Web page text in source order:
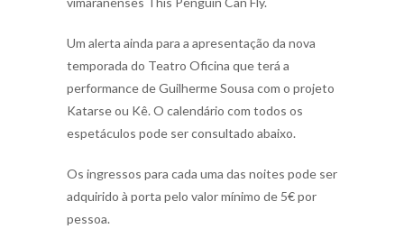
Um alerta ainda para a apresentação da nova
temporada do Teatro Oficina que terá a
performance de Guilherme Sousa com o projeto
Katarse ou Kê. O calendário com todos os
espetáculos pode ser consultado abaixo.
Os ingressos para cada uma das noites pode ser
adquirido à porta pelo valor mínimo de 5€ por
pessoa.